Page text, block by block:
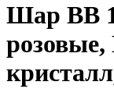
Шар ВВ